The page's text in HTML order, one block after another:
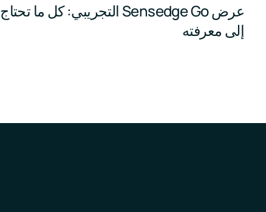
عرض Sensedge Go التجريبي: كل ما تحتاج
إلى معرفته